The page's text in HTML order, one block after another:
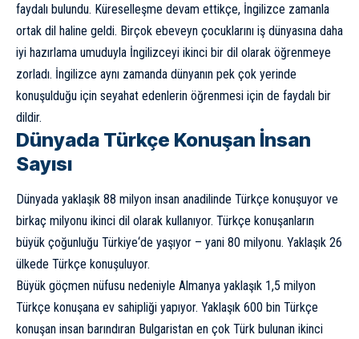
faydalı bulundu. Küreselleşme devam ettikçe, İngilizce zamanla
ortak dil haline geldi. Birçok ebeveyn çocuklarını iş dünyasına daha
iyi hazırlama umuduyla İngilizceyi ikinci bir dil olarak öğrenmeye
zorladı. İngilizce aynı zamanda dünyanın pek çok yerinde
konuşulduğu için seyahat edenlerin öğrenmesi için de faydalı bir
dildir.
Dünyada Türkçe Konuşan İnsan
Sayısı
Dünyada yaklaşık 88 milyon insan anadilinde Türkçe konuşuyor ve
birkaç milyonu ikinci dil olarak kullanıyor. Türkçe konuşanların
büyük çoğunluğu Türkiye‘de yaşıyor – yani 80 milyonu. Yaklaşık 26
ülkede Türkçe konuşuluyor.
Büyük göçmen nüfusu nedeniyle Almanya yaklaşık 1,5 milyon
Türkçe konuşana ev sahipliği yapıyor. Yaklaşık 600 bin Türkçe
konuşan insan barındıran Bulgaristan en çok Türk bulunan ikinci